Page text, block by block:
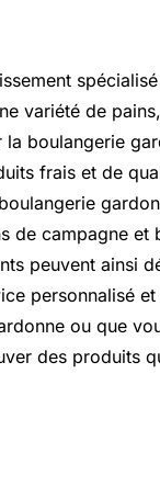
variété de
boulangerie
frais et de
de campagne et
peuvent ainsi
personnalisé
ou que
des produits